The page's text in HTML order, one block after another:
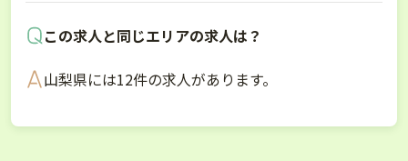
この求人と同じエリアの求人は？
山梨県には12件の求人があります。